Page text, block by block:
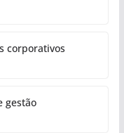
corporativos
gestão